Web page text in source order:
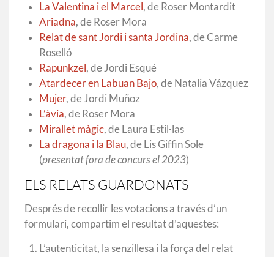
La Valentina i el Marcel , de Roser Montardit
Ariadna, de Roser Mora
Relat de sant Jordi i santa Jordina, de Carme
Roselló
Rapunkzel , de Jordi Esqué
Atardecer en Labuan Bajo, de Natalia Vázquez
Mujer, de Jordi Muñoz
L’àvia, de Roser Mora
Mirallet màgic, de Laura Estil·las
La dragona i la Blau, de Lis Giffin Sole
(presentat fora de concurs el 2023)
ELS RELATS GUARDONATS
Després de recollir les votacions a través d’un
formulari, compartim el resultat d’aquestes:
L’autenticitat, la senzillesa i la força del relat